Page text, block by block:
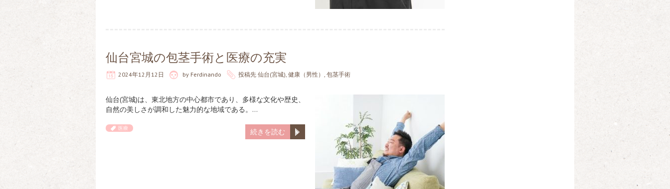
仙台宮城の包茎手術と医療の充実
2024年12月12日 by Ferdinando 投稿先 仙台(宮城) 健康（男性） 包茎手術
仙台(宮城)は、東北地方の中心都市であり、多様な文化や歴史、
自然の美しさが調和した魅力的な地域である。…
続きを読む
医療